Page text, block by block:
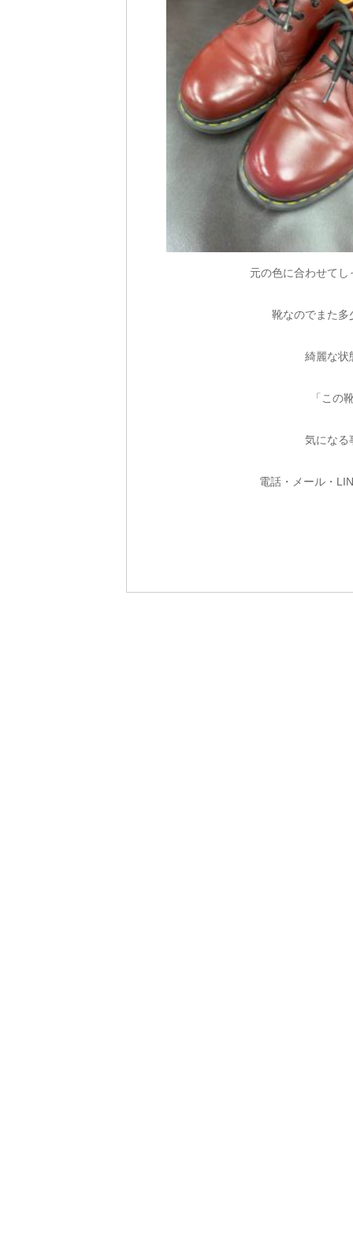
元の色に合わせて
靴なのでまた
綺麗な
「この
気になる
電話・メール・